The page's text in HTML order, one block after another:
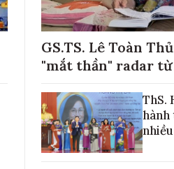
GS.TS. Lê Toàn
"mắt thần" radar
ThS.
hành